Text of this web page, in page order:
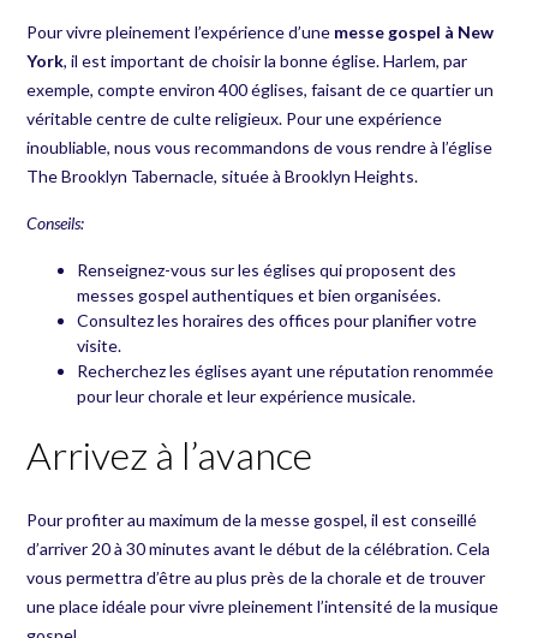
Pour vivre pleinement l’expérience d’une messe gospel à New
York, il est important de choisir la bonne église. Harlem, par
exemple, compte environ 400 églises, faisant de ce quartier un
véritable centre de culte religieux. Pour une expérience
inoubliable, nous vous recommandons de vous rendre à l’église
The Brooklyn Tabernacle, située à Brooklyn Heights.
Conseils:
Renseignez-vous sur les églises qui proposent des
messes gospel authentiques et bien organisées.
Consultez les horaires des offices pour planifier votre
visite.
Recherchez les églises ayant une réputation renommée
pour leur chorale et leur expérience musicale.
Arrivez à l’avance
Pour profiter au maximum de la messe gospel, il est conseillé
d’arriver 20 à 30 minutes avant le début de la célébration. Cela
vous permettra d’être au plus près de la chorale et de trouver
une place idéale pour vivre pleinement l’intensité de la musique